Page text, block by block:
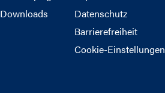
Downloads
Datenschutz
Barrierefreiheit
Cookie-Einstellungen